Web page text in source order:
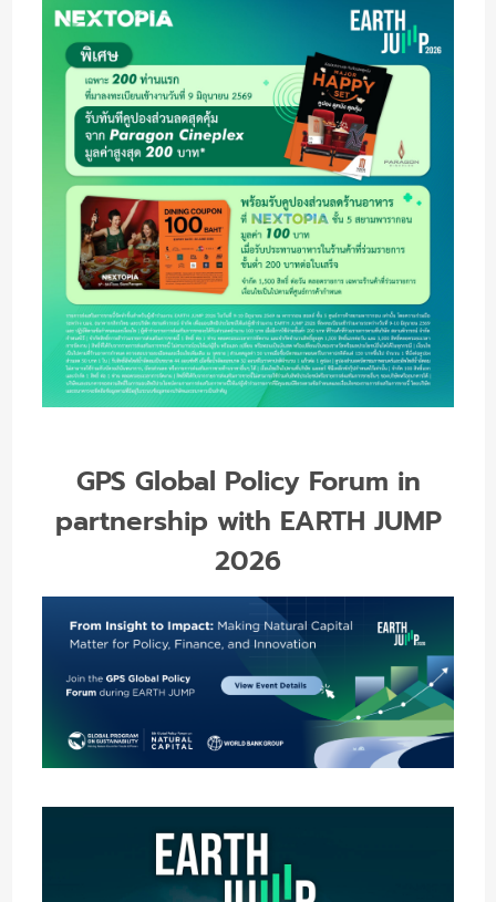
GPS Global Policy Forum in
partnership with EARTH JUMP
2026